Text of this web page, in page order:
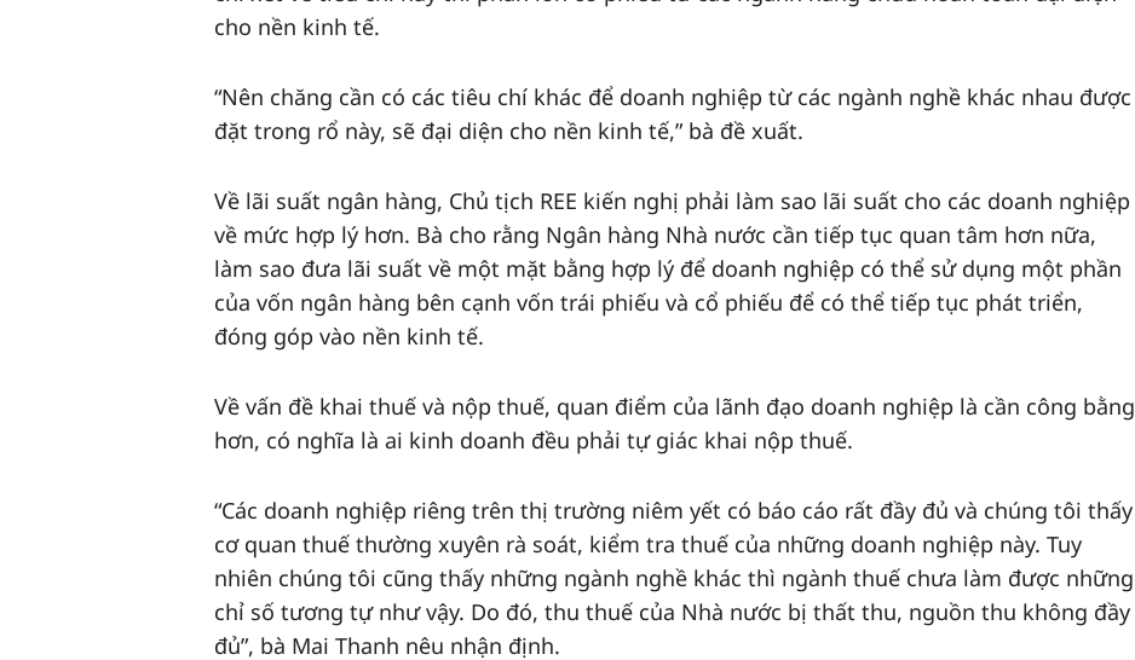
cho nền kinh tế.
“Nên chăng cần có các tiêu chí khác để doanh nghiệp từ các ngành nghề khác nhau được
đặt trong rổ này, sẽ đại diện cho nền kinh tế,” bà đề xuất.
Về lãi suất ngân hàng, Chủ tịch REE kiến nghị phải làm sao lãi suất cho các doanh nghiệp
về mức hợp lý hơn. Bà cho rằng Ngân hàng Nhà nước cần tiếp tục quan tâm hơn nữa,
làm sao đưa lãi suất về một mặt bằng hợp lý để doanh nghiệp có thể sử dụng một phần
của vốn ngân hàng bên cạnh vốn trái phiếu và cổ phiếu để có thể tiếp tục phát triển,
đóng góp vào nền kinh tế.
Về vấn đề khai thuế và nộp thuế, quan điểm của lãnh đạo doanh nghiệp là cần công bằng
hơn, có nghĩa là ai kinh doanh đều phải tự giác khai nộp thuế.
“Các doanh nghiệp riêng trên thị trường niêm yết có báo cáo rất đầy đủ và chúng tôi thấy
cơ quan thuế thường xuyên rà soát, kiểm tra thuế của những doanh nghiệp này. Tuy
nhiên chúng tôi cũng thấy những ngành nghề khác thì ngành thuế chưa làm được những
chỉ số tương tự như vậy. Do đó, thu thuế của Nhà nước bị thất thu, nguồn thu không đầy
đủ”, bà Mai Thanh nêu nhận định.